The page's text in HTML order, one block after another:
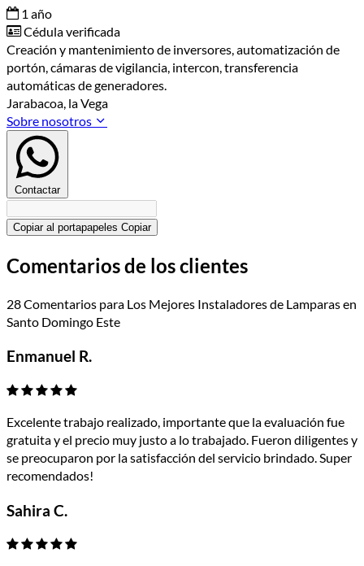
1 año
Cédula verificada
Creación y mantenimiento de inversores, automatización de
portón, cámaras de vigilancia, intercon, transferencia
automáticas de generadores.
Jarabacoa, la Vega
Sobre nosotros
Contactar
Copiar al portapapeles Copiar
Comentarios de los clientes
28 Comentarios para Los Mejores Instaladores de Lamparas en
Santo Domingo Este
Enmanuel R.
Excelente trabajo realizado, importante que la evaluación fue
gratuita y el precio muy justo a lo trabajado. Fueron diligentes y
se preocuparon por la satisfacción del servicio brindado. Super
recomendados!
Sahira C.